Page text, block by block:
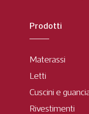
Prodotti
Materassi
Letti
Cuscini e
Rivestimenti